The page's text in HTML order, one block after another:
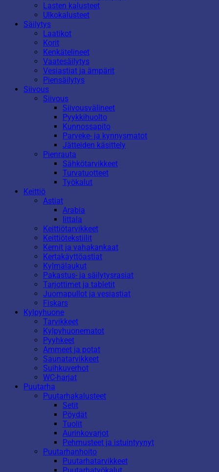
Lasten kalusteet
Ulkokalusteet
Säilytys
Laatikot
Korit
Kenkätelineet
Vaatesäilytys
Vesiastiat ja ämpärit
Piensäilytys
Siivous
Siivous
Siivousvälineet
Pyykkihuolto
Kunnossapito
Parveke- ja kynnysmatot
Jätteiden käsittely
Pienrauta
Sähkötarvikkeet
Turvatuotteet
Työkalut
Keittiö
Astiat
Arabia
Iittala
Keittiötarvikkeet
Keittiötekstiilit
Kernit ja vahakankaat
Kertakäyttöastiat
Kylmälaukut
Pakastus- ja säilytysrasiat
Tarjottimet ja tabletit
Juomapullot ja vesiastiat
Fiskars
Kylpyhuone
Tarvikkeet
Kylpyhuonematot
Pyyhkeet
Ammeet ja potat
Saunatarvikkeet
Suihkuverhot
WC-harjat
Puutarha
Puutarhakalusteet
Setit
Pöydät
Tuolit
Aurinkovarjot
Pehmusteet ja istuintyynyt
Puutarhanhoito
Puutarhatarvikkeet